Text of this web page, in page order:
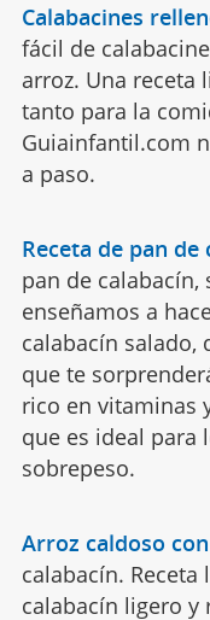
Calabacines
fácil de
arroz. Una receta
tanto para la
Guiainfantil.com
a paso.
Receta de pan de
pan de calabacín,
enseñamos a
calabacín salado,
que te
rico en vitaminas
que es ideal para
sobrepeso.
Arroz caldoso
calabacín.
calabacín ligero y